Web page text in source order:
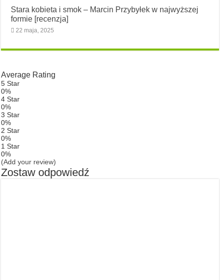
Stara kobieta i smok – Marcin Przybyłek w najwyższej
formie [recenzja]
22 maja, 2025
Average Rating
5 Star
0%
4 Star
0%
3 Star
0%
2 Star
0%
1 Star
0%
(Add your review)
Zostaw odpowiedź